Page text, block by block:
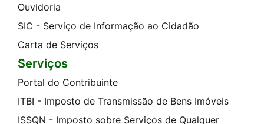
Ouvidoria
SIC - Serviço de Informação ao Cidadão
Carta de Serviços
Serviços
Portal do Contribuinte
ITBI - Imposto de Transmissão de Bens Imóveis
ISSQN - Imposto sobre Serviços de Qualquer